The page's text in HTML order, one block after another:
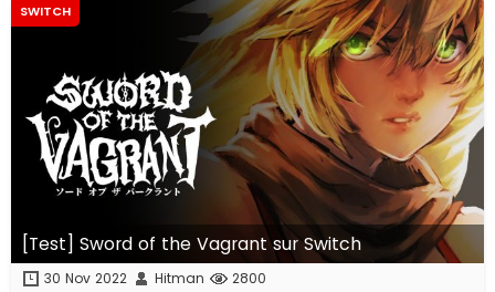
SWITCH
[Test] Sword of the Vagrant sur Switch
30 Nov 2022 Hitman 2800